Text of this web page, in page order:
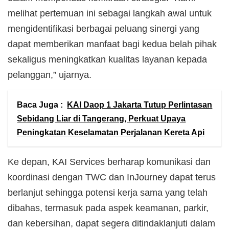
melihat pertemuan ini sebagai langkah awal untuk
mengidentifikasi berbagai peluang sinergi yang
dapat memberikan manfaat bagi kedua belah pihak
sekaligus meningkatkan kualitas layanan kepada
pelanggan,” ujarnya.
Baca Juga :
KAI Daop 1 Jakarta Tutup Perlintasan
Sebidang Liar di Tangerang, Perkuat Upaya
Peningkatan Keselamatan Perjalanan Kereta Api
Ke depan, KAI Services berharap komunikasi dan
koordinasi dengan TWC dan InJourney dapat terus
berlanjut sehingga potensi kerja sama yang telah
dibahas, termasuk pada aspek keamanan, parkir,
dan kebersihan, dapat segera ditindaklanjuti dalam